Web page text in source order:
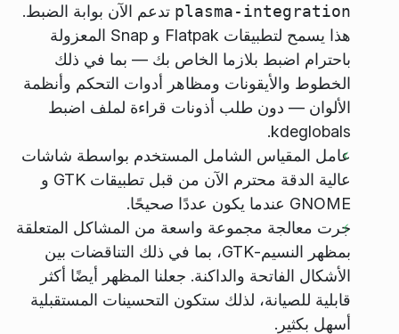
plasma-integration تدعم الآن بوابة الضبط.
هذا يسمح لتطبيقات Flatpak و Snap المعزولة
باحترام اضبط بلازما الخاص بك — بما في ذلك
الخطوط والأيقونات ومظاهر أدوات التحكم وأنظمة
الألوان — دون طلب أذونات قراءة لملف اضبط
kdeglobals.
عامل المقياس الشامل المستخدم بواسطة شاشات
عالية الدقة محترم الآن من قبل تطبيقات GTK و
GNOME عندما يكون عددًا صحيحًا.
جرت معالجة مجموعة واسعة من المشاكل المتعلقة
بمظهر النسيم-GTK، بما في ذلك التناقضات بين
الأشكال الفاتحة والداكنة. جعلنا المظهر أيضًا أكثر
قابلية للصيانة، لذلك ستكون التحسينات المستقبلية
أسهل بكثير.